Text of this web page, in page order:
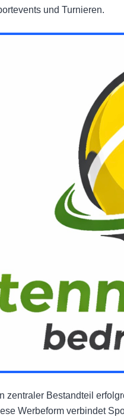
und Turnieren.
zentraler Bestandteil
Werbeform verbindet